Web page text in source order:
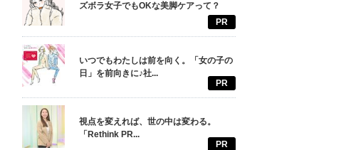
ズボラ女子でもOKな美脚ケアって？
PR
いつでもわたしは前を向く。「女の子の
日」を前向きに♪社...
PR
視点を変えれば、世の中は変わる。
「Rethink PR...
PR